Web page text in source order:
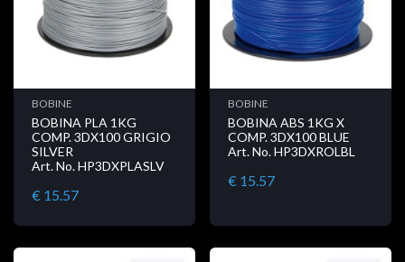
BOBINE
BOBINA PLA 1KG
COMP. 3DX100 GRIGIO
SILVER
Art. No. HP3DXPLASLV
€ 15.57
BOBINE
BOBINA ABS 1KG X
COMP. 3DX100 BLUE
Art. No. HP3DXROLBL
€ 15.57